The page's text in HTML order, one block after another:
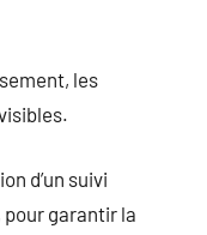
les
d’un suivi
garantir la